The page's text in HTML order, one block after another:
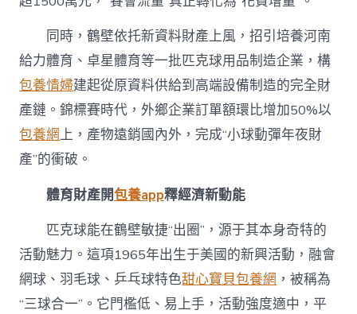
同時，鶴壁依托新資料財產上風，招引培養河南
給力體育、卓星體育等一批匹克球用品制造企業，構
包養情婦建起從原資料供給到高端設備制造的完全財
產鏈。錦標賽時代，外鄉企業訂單額環比增加50%以
包養網上，產物遠銷國內外，完成“小球動彈年夜財
產”的衝破。
體育財產開包養app釋經濟新動能
匹克球能在鶴壁敏捷“出圈”，源于其本身奇特的
活動魅力。這項1965年出生于美國的新興活動，融會
網球、羽毛球、乒乓球特色甜心寶貝包養網 ，被稱為
“三球合一”。它門檻低、易上手，活動強度適中，平